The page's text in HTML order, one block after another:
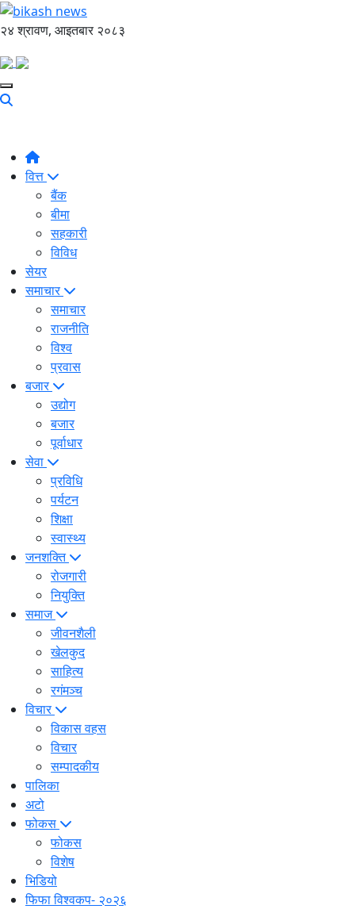
२४ श्रावण, आइतबार २०८३
वित्त
बैंक
बीमा
सहकारी
विविध
सेयर
समाचार
समाचार
राजनीति
विश्व
प्रवास
बजार
उद्योग
बजार
पूर्वाधार
सेवा
प्रविधि
पर्यटन
शिक्षा
स्वास्थ्य
जनशक्ति
रोजगारी
नियुक्ति
समाज
जीवनशैली
खेलकुद
साहित्य
रगंमञ्च
विचार
विकास वहस
विचार
सम्पादकीय
पालिका
अटो
फोकस
फोकस
विशेष
भिडियो
फिफा विश्वकप- २०२६